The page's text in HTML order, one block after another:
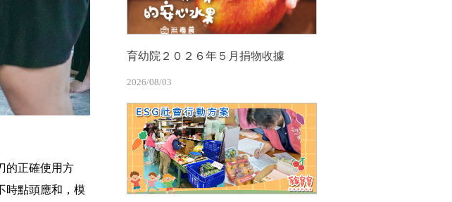
的正確使用方
時點頭應和，模
育幼院２０２６年５月捐物收據
2026/08/03